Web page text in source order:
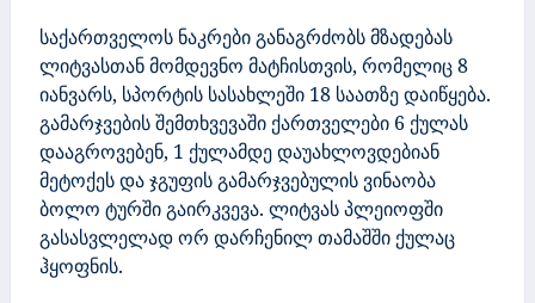
საქართველოს ნაკრები განაგრძობს მზადებას
ლიტვასთან მომდევნო მატჩისთვის, რომელიც 8
იანვარს, სპორტის სასახლეში 18 საათზე დაიწყება.
გამარჯვების შემთხვევაში ქართველები 6 ქულას
დააგროვებენ, 1 ქულამდე დაუახლოვდებიან
მეტოქეს და ჯგუფის გამარჯვებულის ვინაობა
ბოლო ტურში გაირკვევა. ლიტვას პლეიოფში
გასასვლელად ორ დარჩენილ თამაშში ქულაც
ჰყოფნის.